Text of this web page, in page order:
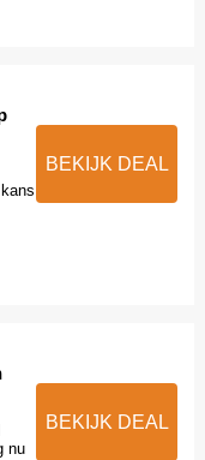
BEKIJK DEAL
nu
BEKIJK DEAL